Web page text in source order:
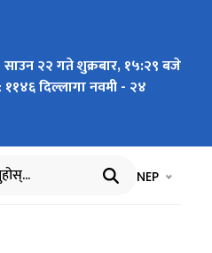
साउन २२ गते शुक्रबार, १५:२९ बजे
११४६ दिल्लागा नवमी - २४
भाषा चयन
NEP